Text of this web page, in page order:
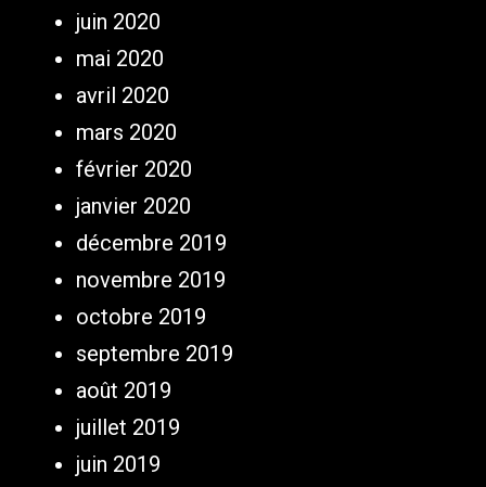
juin 2020
mai 2020
avril 2020
mars 2020
février 2020
janvier 2020
décembre 2019
novembre 2019
octobre 2019
septembre 2019
août 2019
juillet 2019
juin 2019